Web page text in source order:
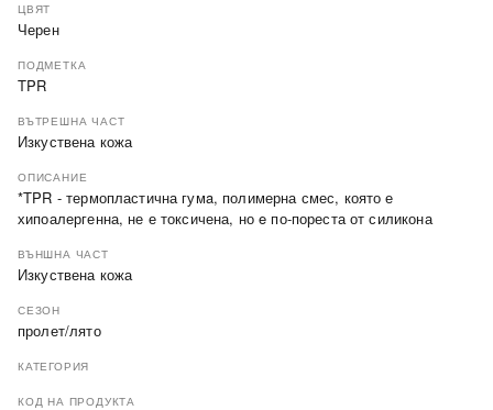
ЦВЯТ
Черен
ПОДМЕТКА
TPR
ВЪТРЕШНА ЧАСТ
Изкуствена кожа
ОПИСАНИЕ
*TPR - термопластична гумa, полимерна смес, която е
хипоалергенна, не е токсичена, но e по-пореста от силикона
ВЪНШНА ЧАСТ
Изкуствена кожа
СЕЗОН
пролет/лято
КАТЕГОРИЯ
КОД НА ПРОДУКТА